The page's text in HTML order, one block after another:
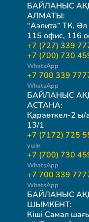
БАЙЛАНЫС
АЛМАТЫ:
“Аэлита” ТК,
115 офис, 116
+7 (727) 339
+7 (700) 730
WhatsApp
+7 700 339
WhatsApp
БАЙЛАНЫС
АСТАНА:
Қараөткел-2
13/1
+7 (7172) 725
үшін
+7 (700) 730
WhatsApp
+7 700 339
WhatsApp
БАЙЛАНЫС
ШЫМКЕНТ:
Кіші Самал